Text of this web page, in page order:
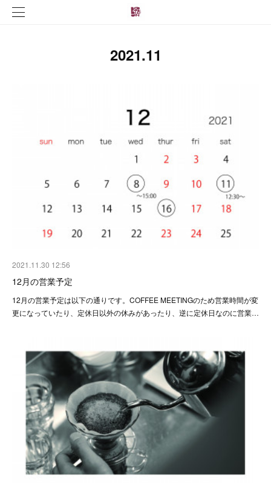
2021.11
2021.11.30 12:56
12月の営業予定
12月の営業予定は以下の通りです。COFFEE MEETINGのため営業時間が変
更になっていたり、定休日以外の休みがあったり、逆に定休日なのに営業…